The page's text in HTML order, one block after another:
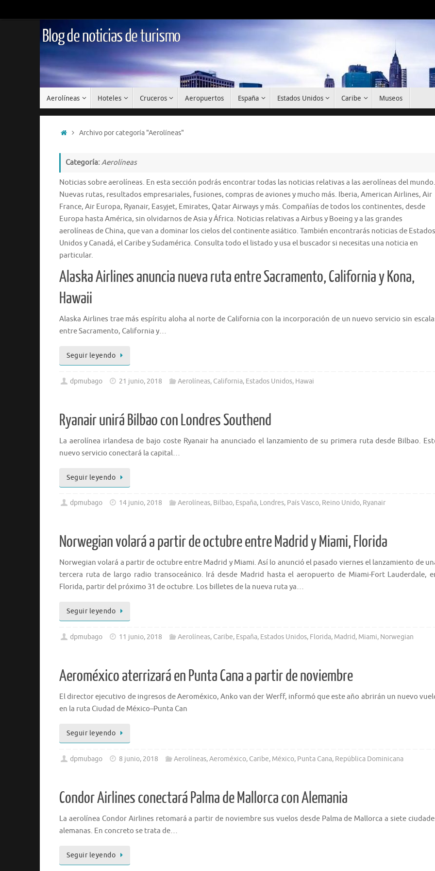
al
Blog de noticias de turismo
Aerolíneas Hoteles Cruceros Aeropuertos España Estados Unidos Caribe Museos
InicioArchivo por categoría "Aerolíneas"
Categoría:Aerolíneas
Noticias sobre aerolíneas. En esta sección podrás encontrar todas las noticias relativas a las aerolíneas del mundo.
Nuevas rutas, resultados empresariales, fusiones, compras de aviones y mucho más. Iberia, American Airlines, Air
France, Air Europa, Ryanair, Easyjet, Emirates, Qatar Airways y más. Compañías de todos los continentes, desde
Europa hasta América, sin olvidarnos de Asia y África. Noticias relativas a Airbus y Boeing y a las grandes
aerolíneas de China, que van a dominar los cielos del continente asiático. También encontrarás noticias de Estados
Unidos y Canadá, el Caribe y Sudamérica. Consulta todo el listado y usa el buscador si necesitas una noticia en
particular.
Alaska Airlines anuncia nueva ruta entre Sacramento, California y Kona,
Hawaii
Alaska Airlines trae más espíritu aloha al norte de California con la incorporación de un nuevo servicio sin
entre Sacramento, California y…
Seguir leyendo
dpmubago 21 junio, 2018 Aerolíneas, California, Estados Unidos, Hawai
Ryanair unirá Bilbao con Londres Southend
La aerolínea irlandesa de bajo coste Ryanair ha anunciado el lanzamiento de su primera ruta desde Bilbao.
nuevo servicio conectará la capital…
Seguir leyendo
dpmubago 14 junio, 2018 Aerolíneas, Bilbao, España, Londres, País Vasco, Reino Unido, Ryanair
Norwegian volará a partir de octubre entre Madrid y Miami, Florida
Norwegian volará a partir de octubre entre Madrid y Miami. Así lo anunció el pasado viernes el lanzamiento de
tercera ruta de largo radio transoceánico. Irá desde Madrid hasta el aeropuerto de Miami-Fort Lauderdale,
Florida, partir del próximo 31 de octubre. Los billetes de la nueva ruta ya…
Seguir leyendo
dpmubago 11 junio, 2018 Aerolíneas, Caribe, España, Estados Unidos, Florida, Madrid, Miami, Norwegian
Aeroméxico aterrizará en Punta Cana a partir de noviembre
El director ejecutivo de ingresos de Aeroméxico, Anko van der Werff, informó que este año abrirán un nuevo
en la ruta Ciudad de México–Punta Can
Seguir leyendo
dpmubago 8 junio, 2018 Aerolíneas,Aeroméxico, Caribe, México, Punta Cana, República Dominicana
Condor Airlines conectará Palma de Mallorca con Alemania
La aerolínea Condor Airlines retomará a partir de noviembre sus vuelos desde Palma de Mallorca a siete
alemanas. En concreto se trata de…
Seguir leyendo